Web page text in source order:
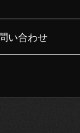
い合わせ